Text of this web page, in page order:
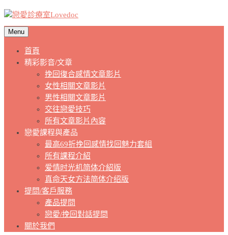
Menu
首頁
精彩影音/文章
挽回復合感情文章影片
女性相關文章影片
男性相關文章影片
交往戀愛技巧
所有文章影片內容
戀愛課程與產品
最高69折挽回感情找回魅力套組
所有課程介紹
爱情时光机简体介紹版
真命天女方法简体介绍版
提問/客戶服務
產品提問
戀愛/挽回對話提問
關於我們